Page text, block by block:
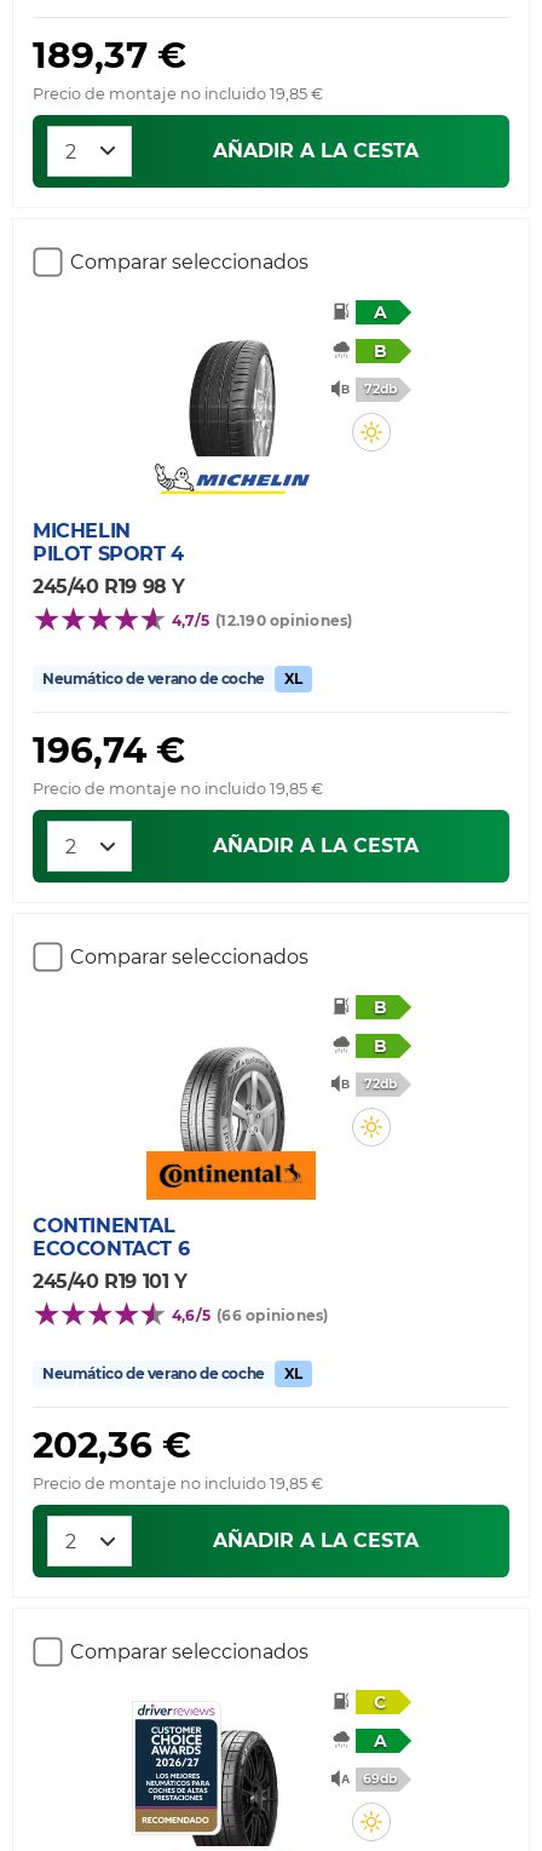
189,37 €
Precio de montaje no incluido 19,85 €
AÑADIR A LA CESTA
Comparar seleccionados
A
B
72db
MICHELIN
PILOT SPORT 4
245/40 R19 98 Y
4,7/5 (12.190 opiniones)
Neumático de verano de coche XL
196,74 €
Precio de montaje no incluido 19,85 €
AÑADIR A LA CESTA
Comparar seleccionados
B
B
72db
CONTINENTAL
ECOCONTACT 6
245/40 R19 101 Y
4,6/5 (66 opiniones)
Neumático de verano de coche XL
202,36 €
Precio de montaje no incluido 19,85 €
AÑADIR A LA CESTA
Comparar seleccionados
C
A
69db